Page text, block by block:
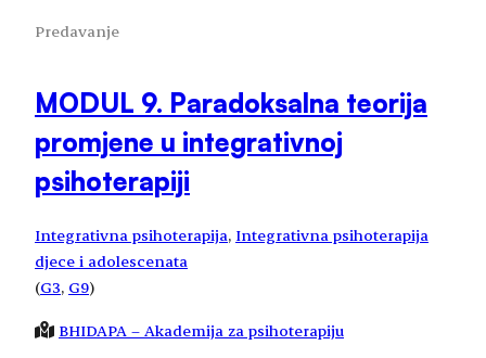
Predavanje
MODUL 9. Paradoksalna teorija
promjene u integrativnoj
psihoterapiji
Integrativna psihoterapija, Integrativna psihoterapija
djece i adolescenata
(G3, G9)
BHIDAPA – Akademija za psihoterapiju